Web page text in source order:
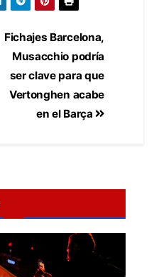
Fichajes Barcelona,
Musacchio podría
ser clave para que
Vertonghen acabe
en el Barça